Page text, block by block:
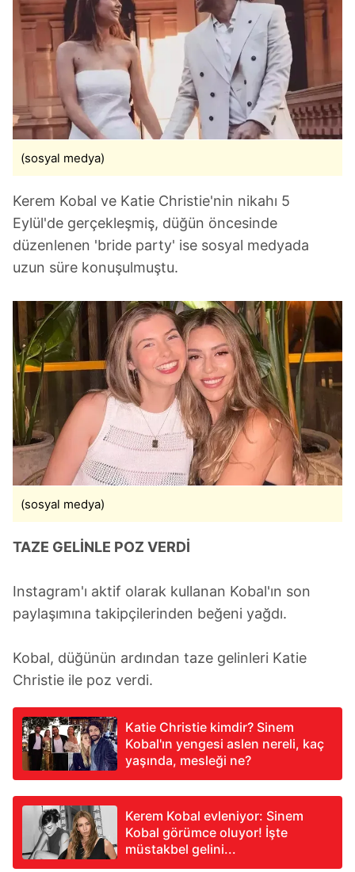
6698 sayılı Kişisel Verilerin Korunması Kanunu uyarınca
hazırlanmış Aydınlatma Metnimizi okumak ve sitemizde
ilgili mevzuata uygun olarak kullanılan çerezlerle ilgili bilgi
almak için lütfentıklayınız
(sosyal medya)
Kerem Kobal ve Katie Christie'nin nikahı 5
Eylül'de gerçekleşmiş, düğün öncesinde
düzenlenen 'bride party' ise sosyal medyada
uzun süre konuşulmuştu.
(sosyal medya)
TAZE GELİNLE POZ VERDİ
Instagram'ı aktif olarak kullanan Kobal'ın son
paylaşımına takipçilerinden beğeni yağdı.
Kobal, düğünün ardından taze gelinleri Katie
Christie ile poz verdi.
Katie Christie kimdir? Sinem
Kobal'ın yengesi aslen nereli, kaç
yaşında, mesleği ne?
Kerem Kobal evleniyor: Sinem
Kobal görümce oluyor! İşte
müstakbel gelini...